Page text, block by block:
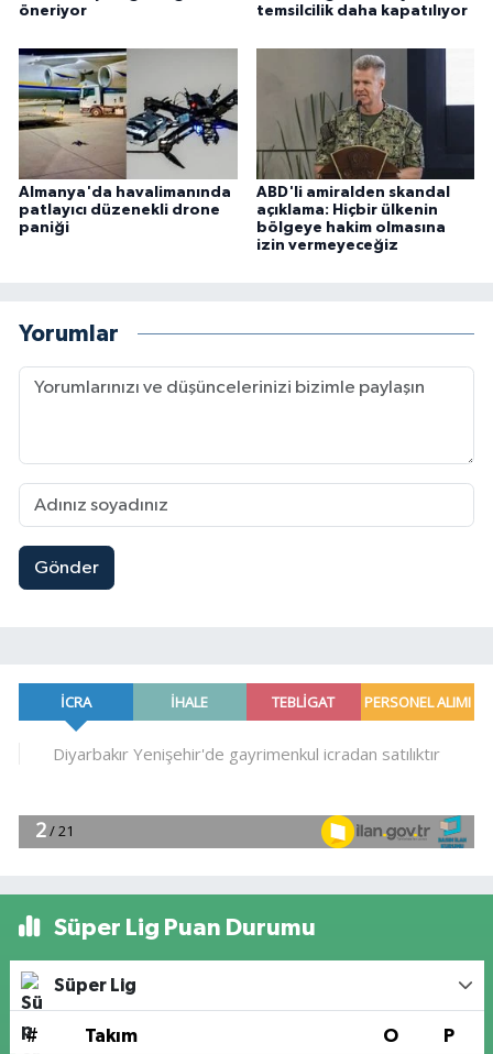
öneriyor
temsilcilik daha kapatılıyor
Almanya'da havalimanında
patlayıcı düzenekli drone
paniği
ABD'li amiralden skandal
açıklama: Hiçbir ülkenin
bölgeye hakim olmasına
izin vermeyeceğiz
Yorumlar
Gönder
Süper Lig Puan Durumu
Süper Lig
# Takım O P